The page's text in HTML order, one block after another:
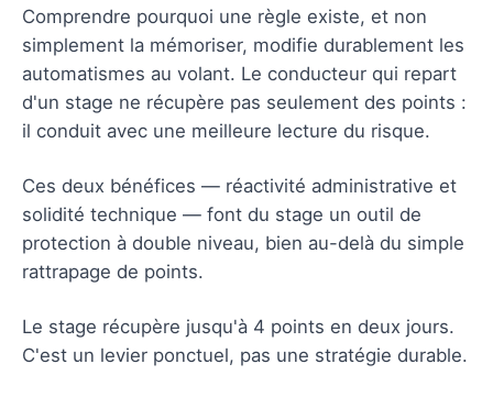
Comprendre pourquoi une règle existe, et non
simplement la mémoriser, modifie durablement les
automatismes au volant. Le conducteur qui repart
d'un stage ne récupère pas seulement des points :
il conduit avec une meilleure lecture du risque.
Ces deux bénéfices — réactivité administrative et
solidité technique — font du stage un outil de
protection à double niveau, bien au-delà du simple
rattrapage de points.
Le stage récupère jusqu'à 4 points en deux jours.
C'est un levier ponctuel, pas une stratégie durable.